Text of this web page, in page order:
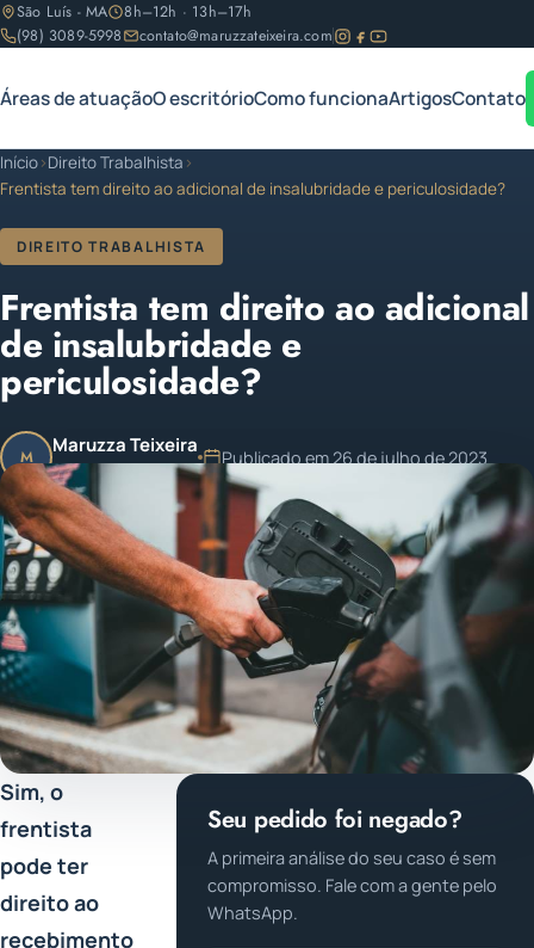
São Luís - MA
8h–12h · 13h–17h
(98) 3089-5998
contato@maruzzateixeira.com
Áreas de atuaçãoO escritórioComo funcionaArtigosContato
Início›Direito Trabalhista ›
Frentista tem direito ao adicional de insalubridade e periculosidade?
DIREITO TRABALHISTA
Frentista tem direito ao adicional
de insalubridade e
periculosidade?
M Maruzza Teixeira
OAB/MA 11.810
Publicado em 26 de julho de 2023
Atualizado em 12 de fevereiro de 2024
1 min de leitura
Sim, o
frentista
pode ter
direito ao
recebimento
Seu pedido foi negado?
A primeira análise do seu caso é sem
compromisso. Fale com a gente pelo
WhatsApp.